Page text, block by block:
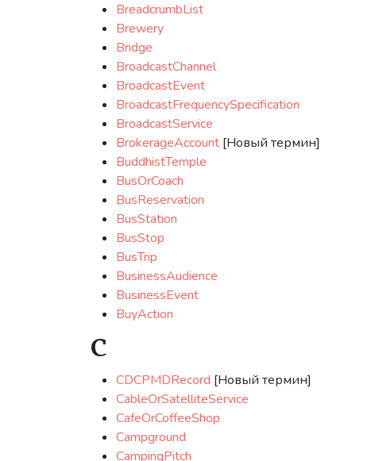
BreadcrumbList
Brewery
Bridge
BroadcastChannel
BroadcastEvent
BroadcastFrequencySpecification
BroadcastService
BrokerageAccount [Новый термин]
BuddhistTemple
BusOrCoach
BusReservation
BusStation
BusStop
BusTrip
BusinessAudience
BusinessEvent
BuyAction
C
CDCPMDRecord [Новый термин]
CableOrSatelliteService
CafeOrCoffeeShop
Campground
CampingPitch